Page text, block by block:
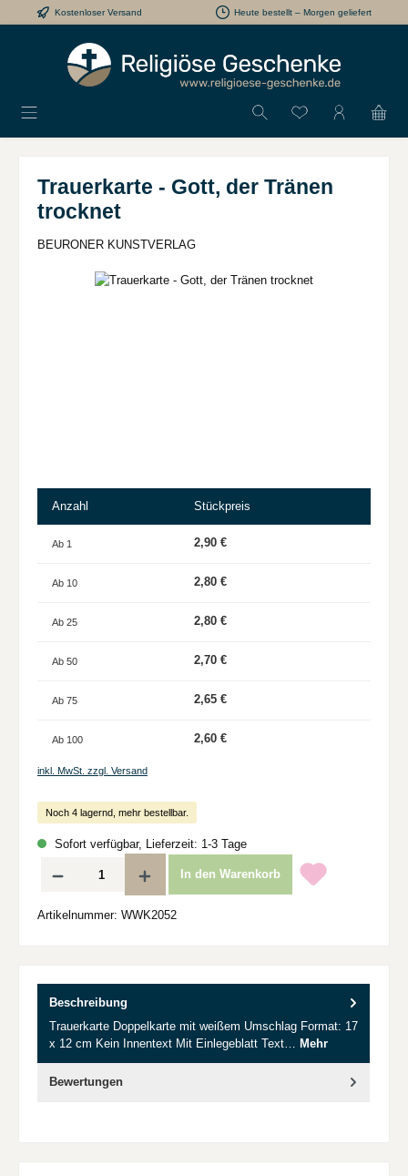
Zum Hauptinhalt springen
Kostenloser Versand Heute bestellt – Morgen geliefert
Du hast 0
Trauerkarte - Gott, der Tränen
trocknet
BEURONER KUNSTVERLAG
Bildergalerie überspringen
Anzahl Stückpreis
Ab 1 2,90 €
Ab 10 2,80 €
Ab 25 2,80 €
Ab 50 2,70 €
Ab 75 2,65 €
Ab 100 2,60 €
inkl. MwSt. zzgl. Versand
Noch 4 lagernd, mehr bestellbar.
Sofort verfügbar, Lieferzeit: 1-3 Tage
Produkt Anzahl: Gib den gewünschten Wert ein oder benutze die Schaltflächen
In den Warenkorb
Artikelnummer: WWK2052
Beschreibung
Trauerkarte Doppelkarte mit weißem Umschlag Format: 17
x 12 cm Kein Innentext Mit Einlegeblatt Text… Mehr
Bewertungen